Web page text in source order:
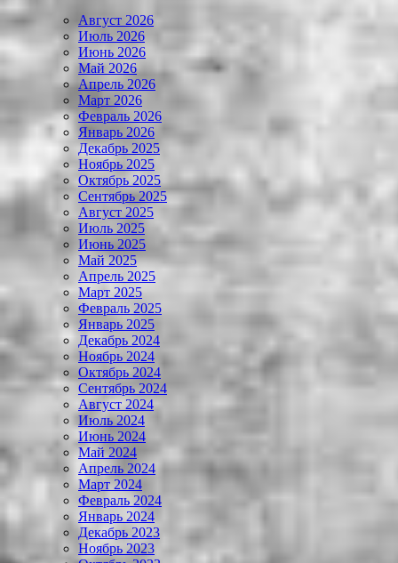
Август 2026
Июль 2026
Июнь 2026
Май 2026
Апрель 2026
Март 2026
Февраль 2026
Январь 2026
Декабрь 2025
Ноябрь 2025
Октябрь 2025
Сентябрь 2025
Август 2025
Июль 2025
Июнь 2025
Май 2025
Апрель 2025
Март 2025
Февраль 2025
Январь 2025
Декабрь 2024
Ноябрь 2024
Октябрь 2024
Сентябрь 2024
Август 2024
Июль 2024
Июнь 2024
Май 2024
Апрель 2024
Март 2024
Февраль 2024
Январь 2024
Декабрь 2023
Ноябрь 2023